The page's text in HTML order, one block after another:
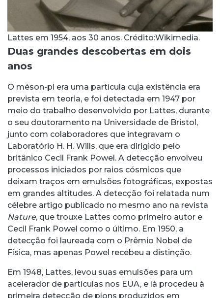
Lattes em 1954, aos 30 anos. Crédito:Wikimedia.
Duas grandes descobertas em dois
anos
O méson-pi era uma partícula cuja existência era
prevista em teoria, e foi detectada em 1947 por
meio do trabalho desenvolvido por Lattes, durante
o seu doutoramento na Universidade de Bristol,
junto com colaboradores que integravam o
Laboratório H. H. Wills, que era dirigido pelo
britânico Cecil Frank Powel. A detecção envolveu
processos iniciados por raios cósmicos que
deixam traços em emulsões fotográficas, expostas
em grandes altitudes. A detecção foi relatada num
célebre artigo publicado no mesmo ano na revista
Nature, que trouxe Lattes como primeiro autor e
Cecil Frank Powel como o último. Em 1950, a
detecção foi laureada com o Prêmio Nobel de
Física, mas apenas Powel recebeu a distinção.
Em 1948, Lattes, levou suas emulsões para um
acelerador de partículas nos EUA, e lá procedeu à
primeira detecção de píons produzidos em